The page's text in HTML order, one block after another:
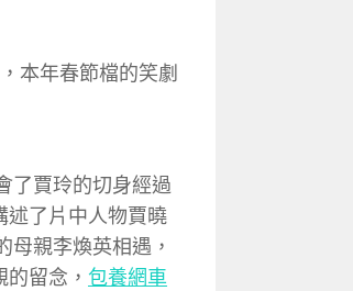
本年春節檔的笑劇
賈玲的切身經過
述了片中人物賈曉
母親李煥英相遇，
留念， 包養網車